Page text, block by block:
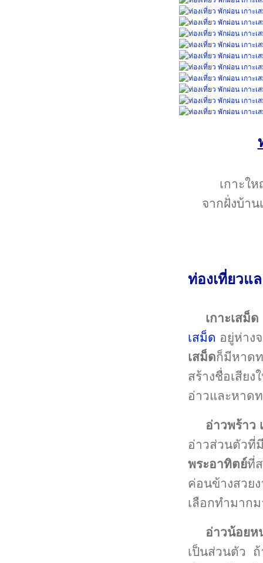
เกาะใ
จากฝั่งบ้าน
ท่องเที่ยวแ
เกาะเสม็ด
เสม็ด อยู่ห่าง
เสม็ดก็มีหาด
สร้างชื่อเสียง
อ่าวและหาด
อ่าวพร้าว
อ่าวส่วนตัวที่
พระอาทิตย์ที่
ค่อนข้างสวย
เลือกทำมาก
อ่าวน้อยห
เป็นส่วนตัว ถ้